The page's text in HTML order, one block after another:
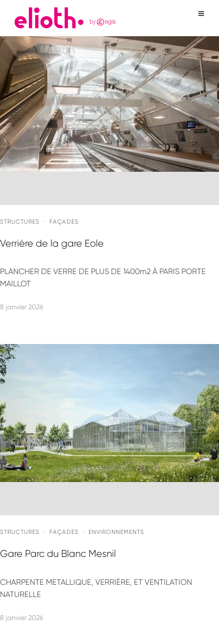
STRUCTURES · FAÇADES
Verrière de la gare Eole
PLANCHER DE VERRE DE PLUS DE 1400m2 À PARIS PORTE
MAILLOT
8 janvier 2026
STRUCTURES · FAÇADES · ENVIRONNEMENTS
Gare Parc du Blanc Mesnil
CHARPENTE METALLIQUE, VERRIÈRE, ET VENTILATION
NATURELLE
8 janvier 2026